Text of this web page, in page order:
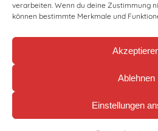
verarbeiten. Wenn du deine Zustimmung
können bestimmte Merkmale und
Ablehnen
Einstellungen
Modern approach
Nec dolor - nulla ullamcorper